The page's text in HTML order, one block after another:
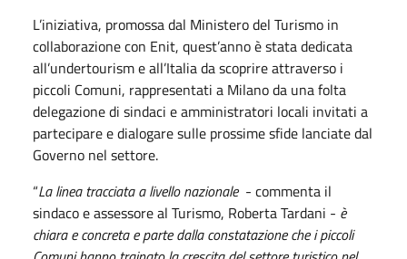
L’iniziativa, promossa dal Ministero del Turismo in
collaborazione con Enit, quest’anno è stata dedicata
all’undertourism e all’Italia da scoprire attraverso i
piccoli Comuni, rappresentati a Milano da una folta
delegazione di sindaci e amministratori locali invitati a
partecipare e dialogare sulle prossime sfide lanciate dal
Governo nel settore.
“La linea tracciata a livello nazionale - commenta il
sindaco e assessore al Turismo, Roberta Tardani - è
chiara e concreta e parte dalla constatazione che i piccoli